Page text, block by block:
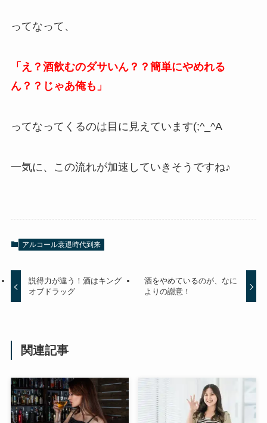
ってなって、
「え？酒飲むのダサいん？？簡単にやめれる
ん？？じゃあ俺も」
ってなってくるのは目に見えています(;^_^A
一気に、この流れが加速していきそうですね♪
アルコール衰退時代到来
説得力が違う！酒はキング
オブドラッグ
酒をやめているのが、なに
よりの謝意！
関連記事